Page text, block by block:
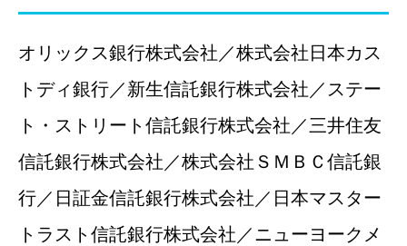
オリックス銀行株式会社／株式会社日本カス
トディ銀行／新生信託銀行株式会社／ステー
ト・ストリート信託銀行株式会社／三井住友
信託銀行株式会社／株式会社ＳＭＢＣ信託銀
行／日証金信託銀行株式会社／日本マスター
トラスト信託銀行株式会社／ニューヨークメ